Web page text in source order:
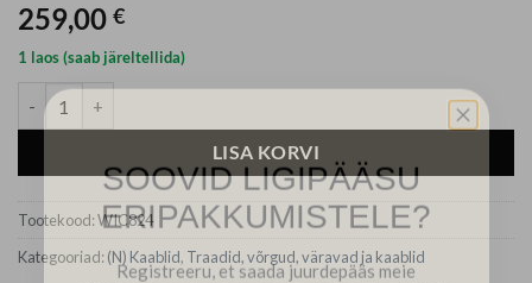
259,00 €
1 laos (saab järeltellida)
Maaalune raskete tingimuste kaabel 100m kogus
LISA KORVI
Tootekood:WIC824
Kategooriad: (N) Kaablid, Traadid, võrgud, väravad ja kaablid
SOOVID LIGIPÄÄSU
ERIPAKKUMISTELE?
Registreeru, et saada juurdepääs meie
värsketele uudistele ja parimatele pakkumistele.